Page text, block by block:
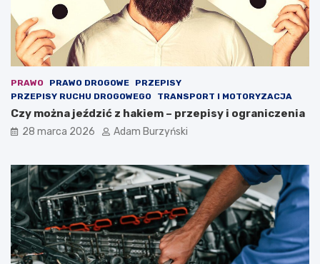
ć
ż
y
c
i
e
PRAWO PRAWO DROGOWE
PRZEPISY
PRZEPISY RUCHU DROGOWEGO
TRANSPORT I MOTORYZACJA
Czy można jeździć z hakiem – przepisy i ograniczenia
28 marca 2026 Adam Burzyński